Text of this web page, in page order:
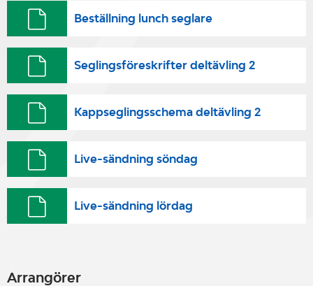
Beställning lunch seglare
Seglingsföreskrifter deltävling 2
Kappseglingsschema deltävling 2
Live-sändning söndag
Live-sändning lördag
Arrangörer